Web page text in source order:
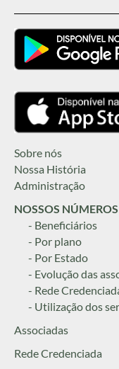
Sobre nós
Nossa História
Administração
NOSSOS NÚMEROS
- Beneficiários
- Por plano
- Por Estado
- Evolução das
- Rede
- Utilização dos
Associadas
Rede Credenciada